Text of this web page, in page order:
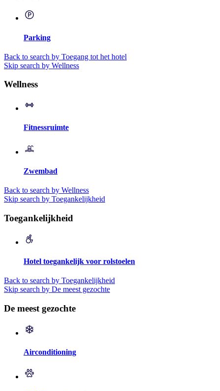
Parking
Back to search by Toegang tot het hotel
Skip search by Wellness
Wellness
Fitnessruimte
Zwembad
Back to search by Wellness
Skip search by Toegankelijkheid
Toegankelijkheid
Hotel toegankelijk voor rolstoelen
Back to search by Toegankelijkheid
Skip search by De meest gezochte
De meest gezochte
Airconditioning